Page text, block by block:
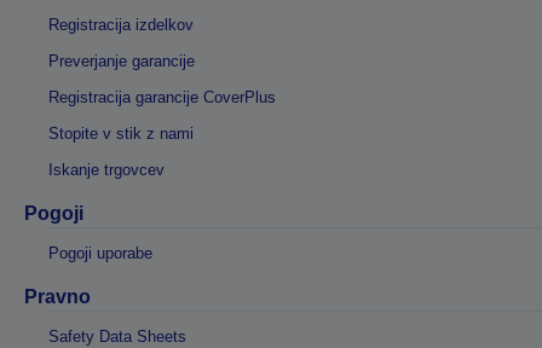
Registracija izdelkov
Preverjanje garancije
Registracija garancije CoverPlus
Stopite v stik z nami
Iskanje trgovcev
Pogoji
Pogoji uporabe
Pravno
Safety Data Sheets